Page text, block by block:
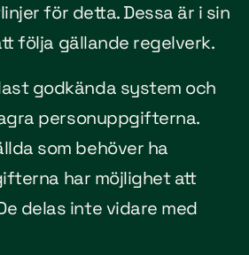
för detta. Dessa är i sin
följa gällande regelverk.
godkända system och
personuppgifterna.
som behöver ha
har möjlighet att
delas inte vidare med